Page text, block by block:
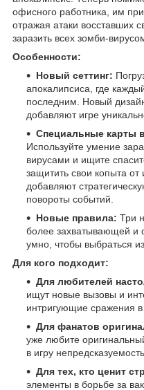
офисного работника, им
отражая атаки восставших
заразить всех зомби-
Особенности:
Новый сеттинг:
апокалипсиса, где
последним. Новый
добавляют игре
Специальные карты
Используйте умение
вирусами и ищите
защитить свои копыта
добавляют
повороты событий.
Новые правила: Три
более захватывающей и
умно, чтобы выбраться
Для кого подходит:
Для любителей
ищут новые вызовы и
интригующие сражения
Для фанатов
уже любите
в игру
Для тех, кто ценит
элементы в борьбе за